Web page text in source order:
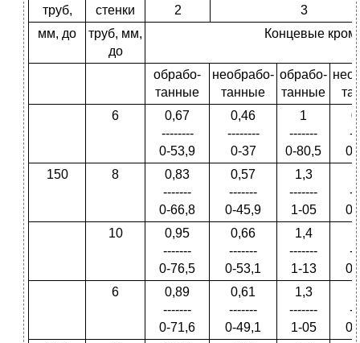
труб,
стенки 2
3
мм, до
труб, мм,
до
Концевые
обрабо­
танные
необрабо­
танные
обрабо­
танные
6
0,67
--------
0-53,9
0,46
--------
0-37
1
-------
0-80,5
0-
150
8
0,83
-------
0-66,8
0,57
-------
0-45,9
1,3
-------
1-05
0-
10
0,95
-------
0-76,5
0,66
-------
0-53,1
1,4
-------
1-13
0-
6
0,89
-------
0-71,6
0,61
-------
0-49,1
1,3
-------
1-05
0-